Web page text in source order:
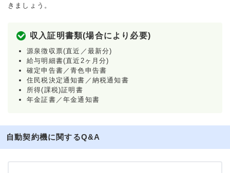
きましょう。
収入証明書類(場合により必要)
源泉徴収票(直近／最新分)
給与明細書(直近2ヶ月分)
確定申告書／青色申告書
住民税決定通知書／納税通知書
所得(課税)証明書
年金証書／年金通知書
自動契約機に関するQ&A